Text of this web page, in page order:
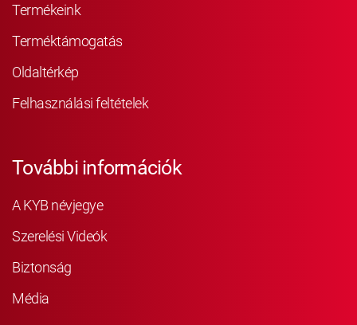
Termékeink
Terméktámogatás
Oldaltérkép
Felhasználási feltételek
További információk
A KYB névjegye
Szerelési Videók
Biztonság
Média